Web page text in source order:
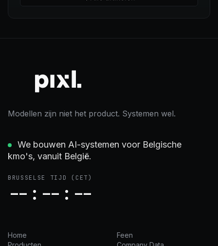
Modellen zijn niet het product. Systemen wel.
We bouwen AI-systemen voor Belgische
kmo's, vanuit België.
BRUSSELSE TIJD (CET)
--:--:--
Home
Feen